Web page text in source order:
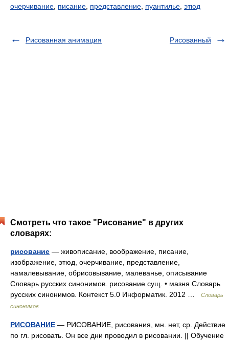
очерчивание писание представление пуантилье этюд
Рисованная анимация Рисованный
Смотреть что такое "Рисование" в других
словарях:
рисование — живописание, воображение, писание,
изображение, этюд, очерчивание, представление,
намалевывание, обрисовывание, малеванье, описывание
Словарь русских синонимов. рисование сущ. • мазня Словарь
русских синонимов. Контекст 5.0 Информатик. 2012 …
Словарь
синонимов
РИСОВАНИЕ — РИСОВАНИЕ, рисования, мн. нет, ср. Действие
по гл. рисовать. Он все дни проводил в рисовании. || Обучение